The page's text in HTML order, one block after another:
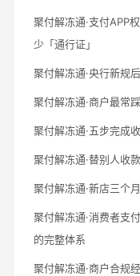
聚付解冻通·支付APP
少「通行证」
聚付解冻通·央行新规
聚付解冻通·商户最常
聚付解冻通·五步完成
聚付解冻通·替别人收
聚付解冻通·新店三个
聚付解冻通·消费者支
的完整体系
聚付解冻通·商户合规